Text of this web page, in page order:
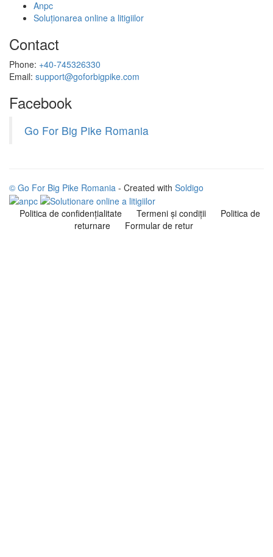
Anpc
Soluționarea online a litigiilor
Contact
Phone: +40-745326330
Email: support@goforbigpike.com
Facebook
Go For Big Pike Romania
© Go For Big Pike Romania - Created with Soldigo
Politica de confidenţialitate Termeni şi condiţii
Politica de
returnare
Formular de retur